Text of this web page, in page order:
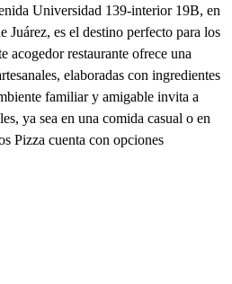
Universidad 139-interior 19B, en
Juárez, es el destino perfecto para los
acogedor restaurante ofrece una
elaboradas con ingredientes
familiar y amigable invita a
ya sea en una comida casual o en
Pizza cuenta con opciones